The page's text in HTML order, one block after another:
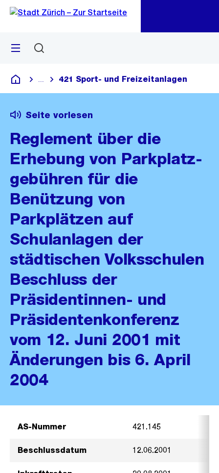
Navigation
Sprunglink
Menü
Deutsch
Blende alle Breadcrumbs ein
421 Sport- und Freizeitanlagen
Seite vorlesen
Reglement über die
Erhebung von Parkplatz-
gebühren für die
Benützung von
Parkplätzen auf
Schulanlagen der
städtischen Volksschulen
Beschluss der
Präsidentinnen- und
Präsidentenkonferenz
vom 12. Juni 2001 mit
Änderungen bis 6. April
2004
AS-Nummer 421.145
Beschlussdatum 12.06.2001